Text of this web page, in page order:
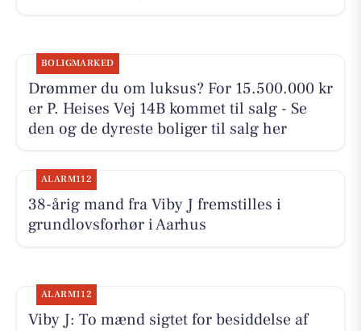
BOLIGMARKED
Drømmer du om luksus? For 15.500.000 kr
er P. Heises Vej 14B kommet til salg - Se
den og de dyreste boliger til salg her
ALARM112
38-årig mand fra Viby J fremstilles i
grundlovsforhør i Aarhus
ALARM112
Viby J: To mænd sigtet for besiddelse af